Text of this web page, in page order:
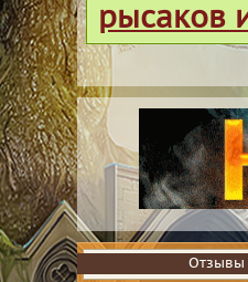
рысаков
Отзывы
Отзывы